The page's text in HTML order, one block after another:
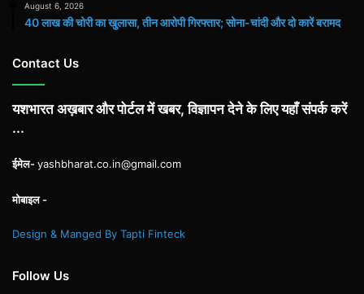
August 6, 2026
40 लाख की चोरी का खुलासा, तीन आरोपी गिरफ्तार; सोना-चांदी और दो कारें बरामद
Contact Us
यशभारत अख़बार और पोर्टल में खबर, विज्ञापन देने के लिए यहाँ संपर्क करें
...
ईमेल-yashbharat.co.in@gmail.com
मोबाइल -
Design & Manged By Tapti Finteck
Follow Us